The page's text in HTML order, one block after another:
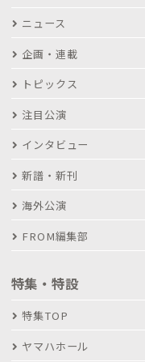
ニュース
企画・連載
トピックス
注目公演
インタビュー
新譜・新刊
海外公演
FROM編集部
特集・特設
特集TOP
ヤマハホール